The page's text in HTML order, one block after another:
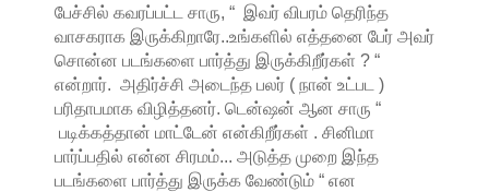
பேச்சில் கவரப்பட்ட சாரு, “ இவர் விபரம் தெரிந்த
வாசகராக இருக்கிறாரே..உங்களில் எத்தனை பேர் அவர்
சொன்ன படங்களை பார்த்து இருக்கிறீர்கள் ? “
என்றார். அதிர்ச்சி அடைந்த பலர் ( நான் உட்பட )
பரிதாபமாக விழித்தனர். டென்ஷன் ஆன சாரு “
படிக்கத்தான் மாட்டேன் என்கிறீர்கள் . சினிமா
பார்ப்பதில் என்ன சிரமம்... அடுத்த முறை இந்த
படங்களை பார்த்து இருக்க வேண்டும் “ என